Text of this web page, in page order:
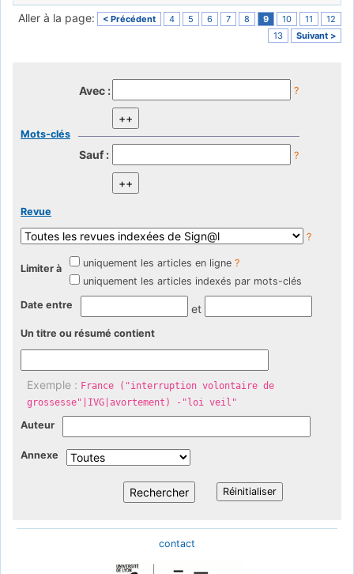
Aller à la page: < Précédent 4 5 6 7 8 9 10 11
12
13
Suivant >
Mots-clés
Avec : ?
Sauf : ?
Revue
?
Limiter à uniquement les articles en ligne ?
uniquement les articles indexés par mots-clés
Date entre et
Un titre ou résumé contient
Exemple : France ("interruption volontaire de
grossesse"|IVG|avortement) -"loi veil"
Auteur
Annexe
contact